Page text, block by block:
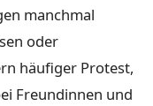
manchmal
oder
häufiger Protest,
Freundinnen und